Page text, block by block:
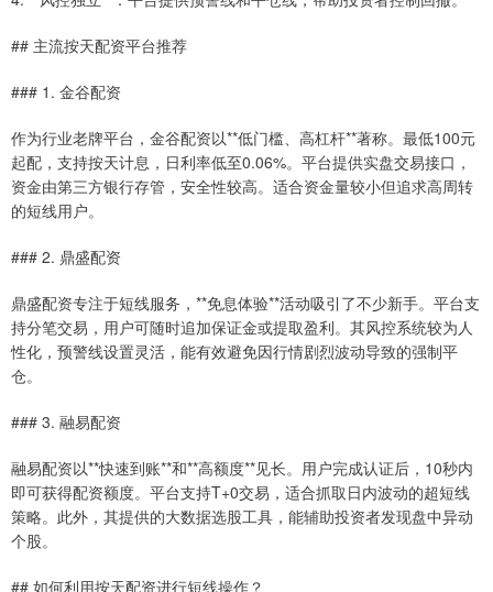
## 主流按天配资平台推荐
### 1. 金谷配资
作为行业老牌平台，金谷配资以**低门槛、高杠杆**著称。最低100元
起配，支持按天计息，日利率低至0.06%。平台提供实盘交易接口，
资金由第三方银行存管，安全性较高。适合资金量较小但追求高周转
的短线用户。
### 2. 鼎盛配资
鼎盛配资专注于短线服务，**免息体验**活动吸引了不少新手。平台支
持分笔交易，用户可随时追加保证金或提取盈利。其风控系统较为人
性化，预警线设置灵活，能有效避免因行情剧烈波动导致的强制平
仓。
### 3. 融易配资
融易配资以**快速到账**和**高额度**见长。用户完成认证后，10秒内
即可获得配资额度。平台支持T+0交易，适合抓取日内波动的超短线
策略。此外，其提供的大数据选股工具，能辅助投资者发现盘中异动
个股。
## 如何利用按天配资进行短线操作？